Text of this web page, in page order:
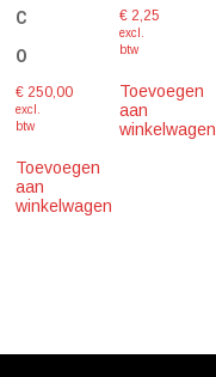
C
O
€ 250,00
excl.
btw
Toevoegen
aan
winkelwagen
€2,25
excl.
btw
Toevoegen
aan
winkelwagen